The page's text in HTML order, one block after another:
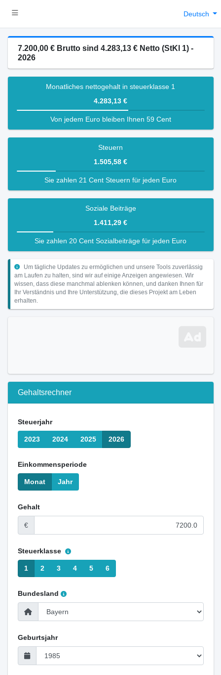
Deutsch
7.200,00 € Brutto sind 4.283,13 € Netto (StKl 1) -
2026
Monatliches nettogehalt in steuerklasse 1
4.283,13 €
Von jedem Euro bleiben Ihnen 59 Cent
Steuern
1.505,58 €
Sie zahlen 21 Cent Steuern für jeden Euro
Soziale Beiträge
1.411,29 €
Sie zahlen 20 Cent Sozialbeiträge für jeden Euro
Um tägliche Updates zu ermöglichen und unsere Tools zuverlässig
am Laufen zu halten, sind wir auf einige Anzeigen angewiesen. Wir
wissen, dass diese manchmal ablenken können, und danken Ihnen für
Ihr Verständnis und Ihre Unterstützung, die dieses Projekt am Leben
erhalten.
Gehaltsrechner
Steuerjahr
2023 2024 2025 2026
Einkommensperiode
Monat Jahr
Gehalt
€
Steuerklasse
1 2 3 4 5 6
Bundesland
Geburtsjahr